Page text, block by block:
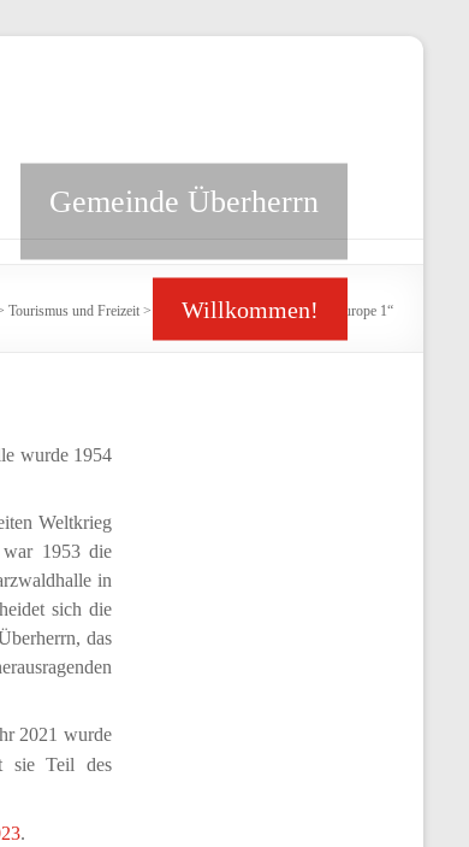
Gemeinde Überherrn
Willkommen!
Tourismus und Freizeit > Sehenswürdigkeiten>Sender „Europe 1“
wurde 1954
Weltkrieg
1953 die
in
sich die
das
2021 wurde
Teil des
.